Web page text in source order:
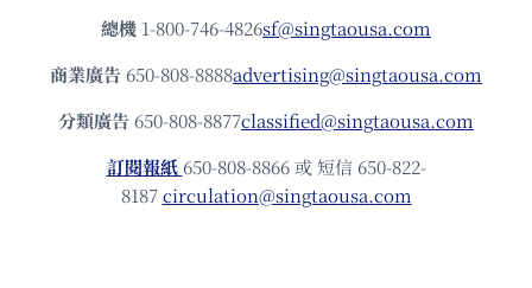
總機 1-800-746-4826sf@singtaousa.com
商業廣告 650-808-8888advertising@singtaousa.com
分類廣告 650-808-8877classified@singtaousa.com
訂閱報紙 650-808-8866 或 短信 650-822-
8187circulation@singtaousa.com